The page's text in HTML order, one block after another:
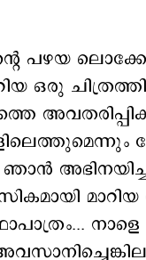
പഴയ
ഒരു
അഭിനയിച്ച